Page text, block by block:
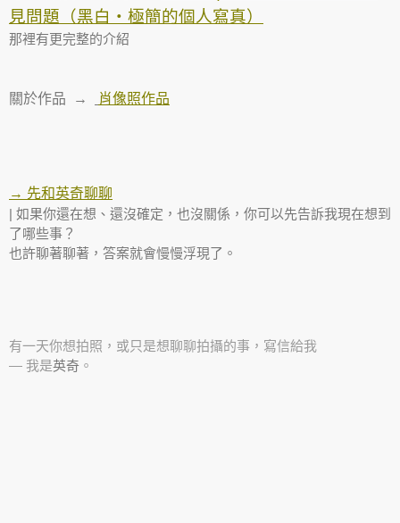
見問題（黑白・極簡的個人寫真）
那裡有更完整的介紹
關於作品 → 肖像照作品
→ 先和英奇聊聊
| 如果你還在想、還沒確定，也沒關係，你可以先告訴我現在想到
了哪些事？
也許聊著聊著，答案就會慢慢浮現了。
有一天你想拍照，或只是想聊聊拍攝的事，寫信給我
— 我是英奇 。